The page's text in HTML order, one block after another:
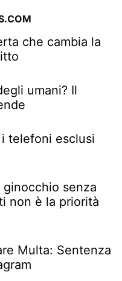
che cambia la
umani? Il
telefoni esclusi
senza
non è la priorità
Multa: Sentenza